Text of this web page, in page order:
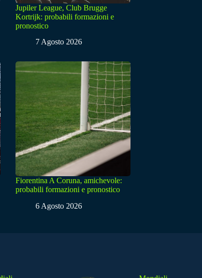
Jupiler League, Club Brugge
Kortrijk: probabili formazioni e
pronostico
7 Agosto 2026
Fiorentina A Coruna, amichevole:
probabili formazioni e pronostico
6 Agosto 2026